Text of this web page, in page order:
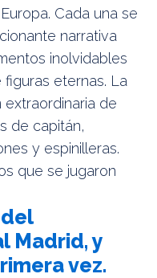
Cada una se
narrativa
inolvidables
eternas. La
de
de capitán,
y espinilleras.
que se jugaron
Madrid, y
vez.